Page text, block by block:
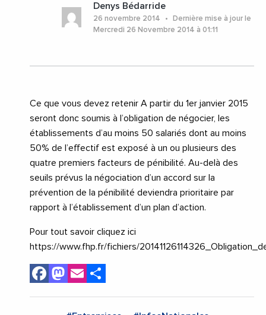
Denys Bédarride
26 novembre 2014
Dernière mise à jour le
Mercredi 26 Novembre 2014 à 01:11
Ce que vous devez retenir A partir du 1er janvier 2015
seront donc soumis à l’obligation de négocier, les
établissements d’au moins 50 salariés dont au moins
50% de l’effectif est exposé à un ou plusieurs des
quatre premiers facteurs de pénibilité. Au-delà des
seuils prévus la négociation d’un accord sur la
prévention de la pénibilité deviendra prioritaire par
rapport à l’établissement d’un plan d’action.
Pour tout savoir cliquez ici
https://www.fhp.fr/fichiers/
Facebook
Mastodon
Email